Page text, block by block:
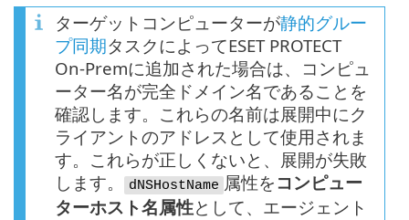
ターゲットコンピューターが静的グルー
プ同期タスクによってESET PROTECT
On-Premに追加された場合は、コンピュ
ーター名が完全ドメイン名であることを
確認します。これらの名前は展開中にク
ライアントのアドレスとして使用されま
す。これらが正しくないと、展開が失敗
します。
dNSHostName 属性をコンピュー
ターホスト名属性として、エージェント